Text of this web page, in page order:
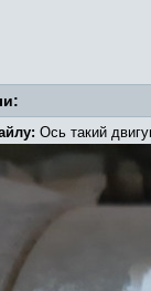
Ось такий